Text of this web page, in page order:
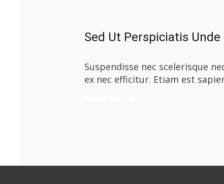
Sed Ut Perspiciatis Unde
Suspendisse nec scelerisque
ex nec efficitur. Etiam est